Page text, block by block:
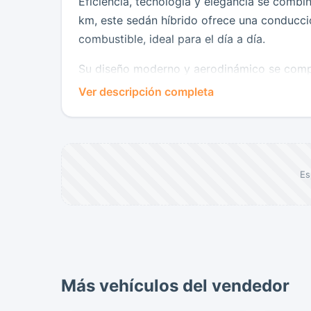
km, este sedán híbrido ofrece una
combustible, ideal para el día a día.
Su diseño moderno y aerodinámico se
incluye pantalla multimedia, Apple
Además, incorpora avanzados sistemas
Ver descripción completa
Más vehículos del vendedor